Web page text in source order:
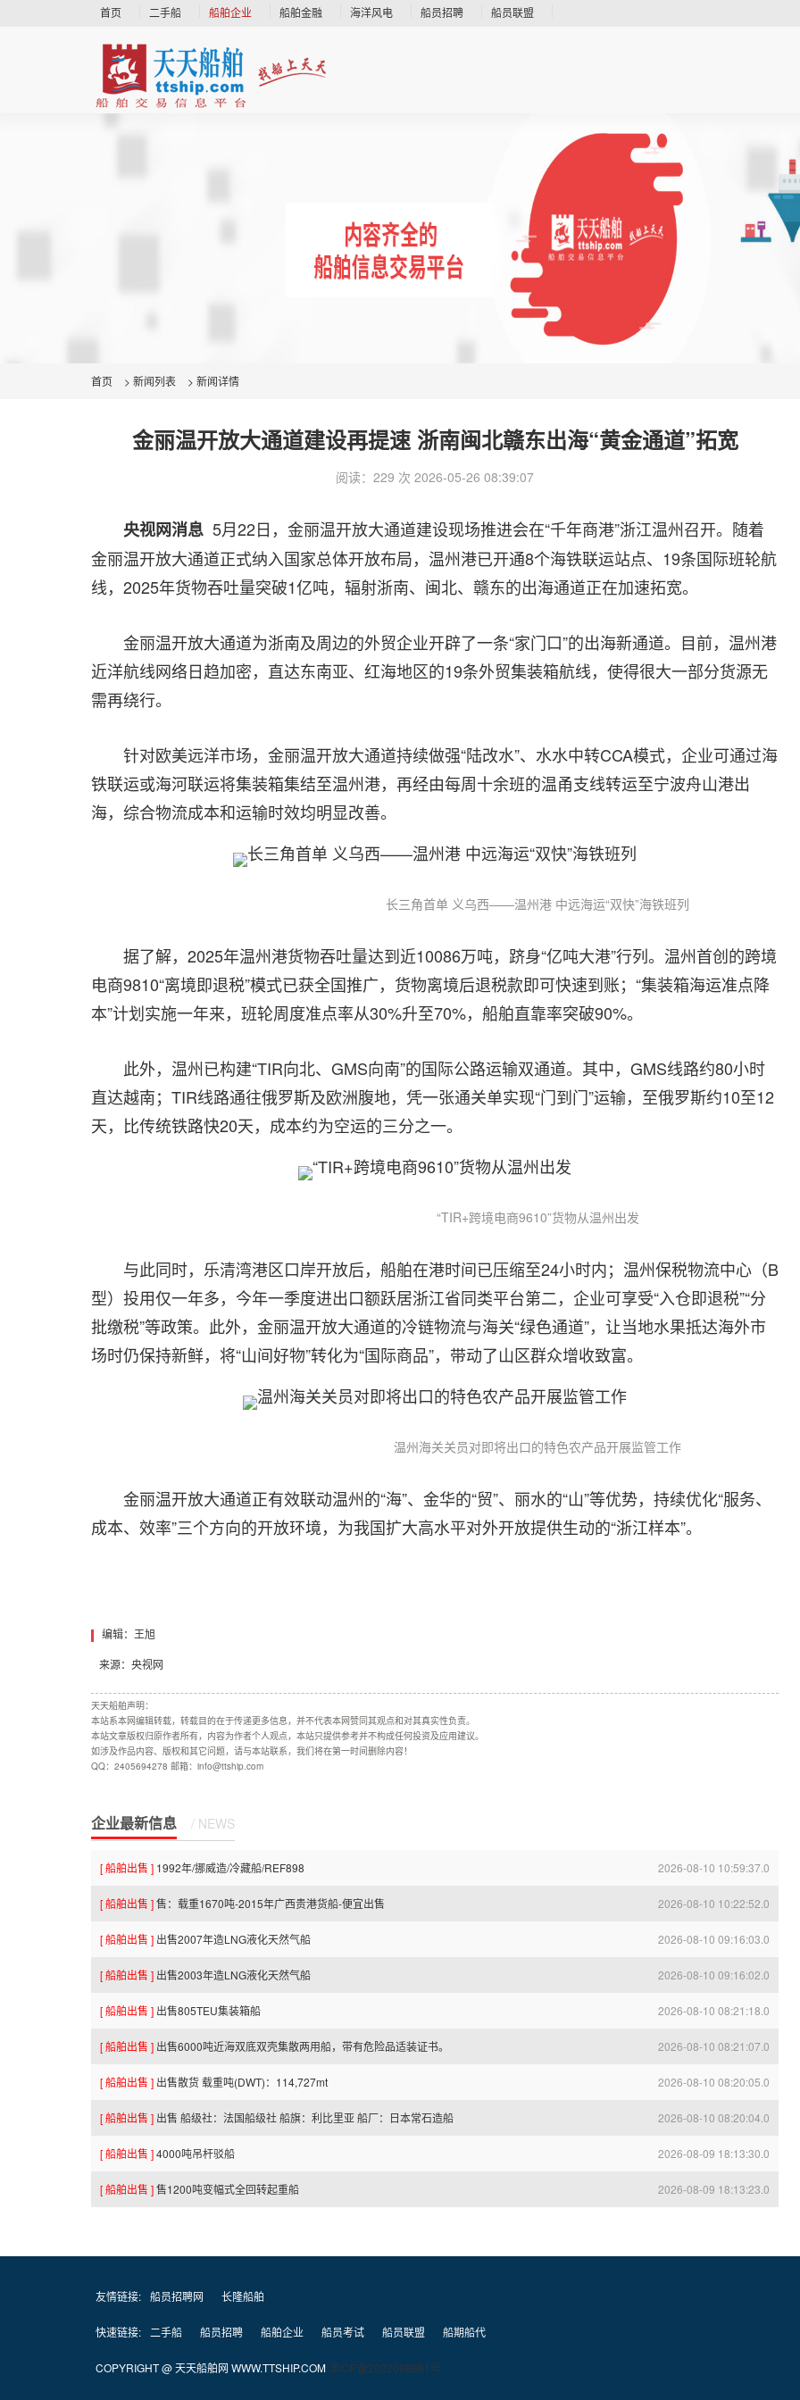
首页 二手船 船舶企业 船舶金融 海洋风电 船员招聘 船员联盟
首页 > 新闻列表 > 新闻详情
金丽温开放大通道建设再提速 浙南闽北赣东出海“黄金通道”拓宽
阅读：229 次 2026-05-26 08:39:07
央视网消息 5月22日，金丽温开放大通道建设现场推进会在“千年商港”浙江温州召开。随着
金丽温开放大通道正式纳入国家总体开放布局，温州港已开通8个海铁联运站点、19条国际班轮航
线，2025年货物吞吐量突破1亿吨，辐射浙南、闽北、赣东的出海通道正在加速拓宽。
金丽温开放大通道为浙南及周边的外贸企业开辟了一条“家门口”的出海新通道。目前，温州港
近洋航线网络日趋加密，直达东南亚、红海地区的19条外贸集装箱航线，使得很大一部分货源无
需再绕行。
针对欧美远洋市场，金丽温开放大通道持续做强“陆改水”、水水中转CCA模式，企业可通过海
铁联运或海河联运将集装箱集结至温州港，再经由每周十余班的温甬支线转运至宁波舟山港出
海，综合物流成本和运输时效均明显改善。
长三角首单 义乌西——温州港 中远海运“双快”海铁班列
据了解，2025年温州港货物吞吐量达到近10086万吨，跻身“亿吨大港”行列。温州首创的跨境
电商9810“离境即退税”模式已获全国推广，货物离境后退税款即可快速到账；“集装箱海运准点降
本”计划实施一年来，班轮周度准点率从30%升至70%，船舶直靠率突破90%。
此外，温州已构建“TIR向北、GMS向南”的国际公路运输双通道。其中，GMS线路约80小时
直达越南；TIR线路通往俄罗斯及欧洲腹地，凭一张通关单实现“门到门”运输，至俄罗斯约10至12
天，比传统铁路快20天，成本约为空运的三分之一。
“TIR+跨境电商9610”货物从温州出发
与此同时，乐清湾港区口岸开放后，船舶在港时间已压缩至24小时内；温州保税物流中心（B
型）投用仅一年多，今年一季度进出口额跃居浙江省同类平台第二，企业可享受“入仓即退税”“分
批缴税”等政策。此外，金丽温开放大通道的冷链物流与海关“绿色通道”，让当地水果抵达海外市
场时仍保持新鲜，将“山间好物”转化为“国际商品”，带动了山区群众增收致富。
温州海关关员对即将出口的特色农产品开展监管工作
金丽温开放大通道正有效联动温州的“海”、金华的“贸”、丽水的“山”等优势，持续优化“服务、
成本、效率”三个方向的开放环境，为我国扩大高水平对外开放提供生动的“浙江样本”。
编辑：王旭
来源：央视网
天天船舶声明：
本站系本网编辑转载，转载目的在于传递更多信息，并不代表本网赞同其观点和对其真实性负责。
本站文章版权归原作者所有，内容为作者个人观点，本站只提供参考并不构成任何投资及应用建议。
如涉及作品内容、版权和其它问题，请与本站联系，我们将在第一时间删除内容！
QQ：2405694278 邮箱：info@ttship.com
企业最新信息 / NEWS
[ 船舶出售 ] 1992年/挪威造/冷藏船/REF898 2026-08-10 10:59:37.0
[ 船舶出售 ]售：载重1670吨-2015年广西贵港货船-便宜出售 2026-08-10 10:22:52.0
[ 船舶出售 ] 出售2007年造LNG液化天然气船 2026-08-10 09:16:03.0
[ 船舶出售 ] 出售2003年造LNG液化天然气船 2026-08-10 09:16:02.0
[ 船舶出售 ] 出售805TEU集装箱船 2026-08-10 08:21:18.0
[ 船舶出售 ] 出售6000吨近海双底双壳集散两用船，带有危险品适装证书。 2026-08-10 08:21:07.0
[ 船舶出售 ] 出售散货 载重吨(DWT)：114,727mt 2026-08-10 08:20:05.0
[ 船舶出售 ] 出售 船级社：法国船级社 船旗：利比里亚 船厂：日本常石造船 2026-08-10 08:20:04.0
[ 船舶出售 ]4000吨吊杆驳船 2026-08-09 18:13:30.0
[ 船舶出售 ]售1200吨变幅式全回转起重船 2026-08-09 18:13:23.0
友情链接: 船员招聘网 长隆船舶
快速链接: 二手船 船员招聘 船舶企业 船员考试 船员联盟 船期船代
COPYRIGHT @ 天天船舶网 WWW.TTSHIP.COM 津ICP备2022008881号